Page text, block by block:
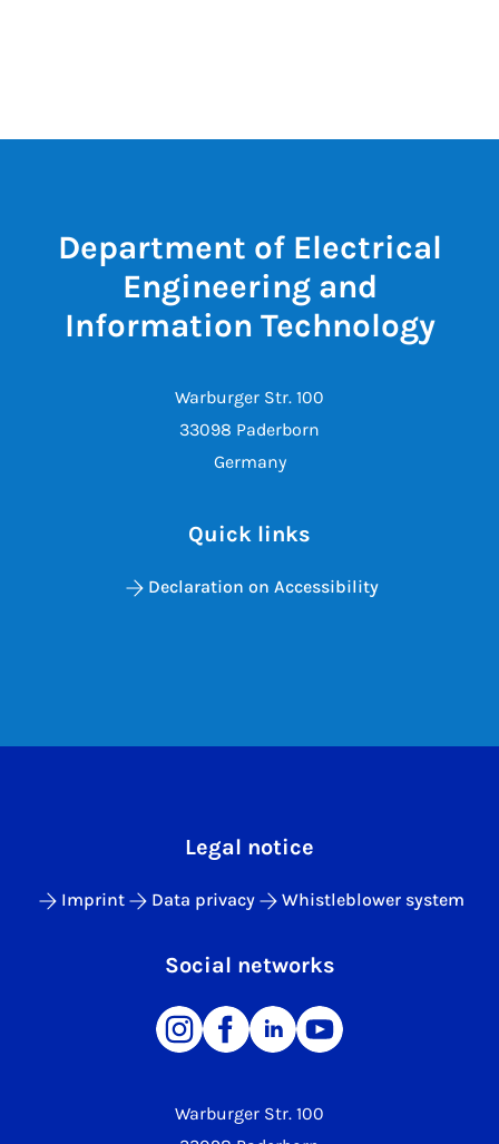
Department of Electrical
Engineering and
Information Technology
Warburger Str. 100
33098 Paderborn
Germany
Quick links
Declaration on Accessibility
Warburger Str. 100
Legal notice
Imprint Data privacy Whistleblower system
Social networks